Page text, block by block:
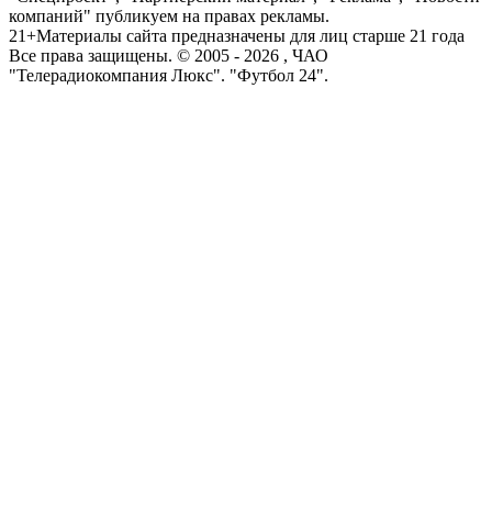
компаний" публикуем на правах рекламы.
21+Материалы сайта предназначены для лиц старше 21 года
Все права защищены. © 2005 - 2026 , ЧАО
"Телерадиокомпания Люкс". "Футбол 24".